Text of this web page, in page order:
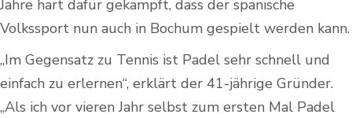
Jahre hart dafür gekämpft, dass der spanische
Volkssport nun auch in Bochum gespielt werden kann.
„Im Gegensatz zu Tennis ist Padel sehr schnell und
einfach zu erlernen“, erklärt der 41-jährige Gründer.
„Als ich vor vieren Jahr selbst zum ersten Mal Padel